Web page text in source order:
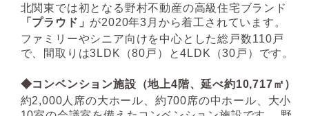
北関東では初となる野村不動産の高級住宅ブランド
「プラウド」 が2020年3 月から着工されています。
ファミリーやシニア向けを中心とした総戸数110 戸
で、間取りは3LDK （80 戸）と4LDK （30 戸）です。
◆コンベンション施設（地上4階、延べ約10,717㎡）
約2,000 人席の大ホール、約700席の中ホール、大小